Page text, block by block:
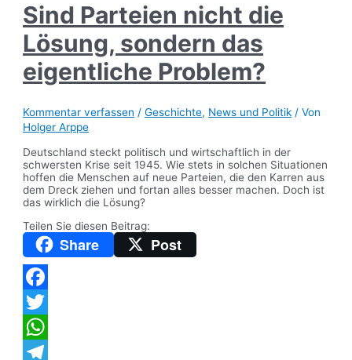
Sind Parteien nicht die
Lösung, sondern das
eigentliche Problem?
Kommentar verfassen /Geschichte, News und Politik / Von
Holger Arppe
Deutschland steckt politisch und wirtschaftlich in der
schwersten Krise seit 1945. Wie stets in solchen Situationen
hoffen die Menschen auf neue Parteien, die den Karren aus
dem Dreck ziehen und fortan alles besser machen. Doch ist
das wirklich die Lösung?
Teilen Sie diesen Beitrag:
Share Post
Facebook
Twitter
WhatsApp